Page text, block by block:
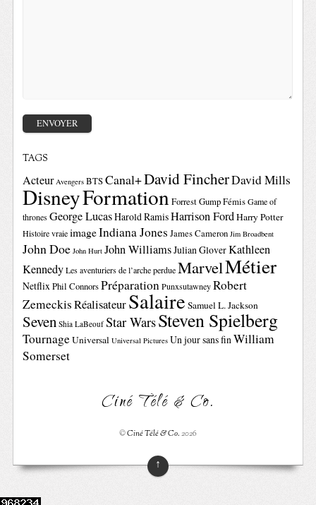
TAGS
Acteur Avengers BTSCanal+David FincherDavid Mills
DisneyFormationForrest GumpFémis Game of
thrones George LucasHarold RamisHarrison FordHarry Potter
Histoire vraie imageIndiana Jones James Cameron Jim Broadbent
John Doe John Hurt John WilliamsJulian GloverKathleen
Kennedy Les aventuriers de l’arche perdue MarvelMétier
NetflixPhil ConnorsPréparation Punxsutawney Robert
ZemeckisRéalisateurSalaire Samuel L. Jackson
Seven Shia LaBeouf Star WarsSteven Spielberg
TournageUniversal Universal Pictures Un jour sans finWilliam
Somerset
Ciné Télé & Co.
©Ciné Télé & Co.2026
↑